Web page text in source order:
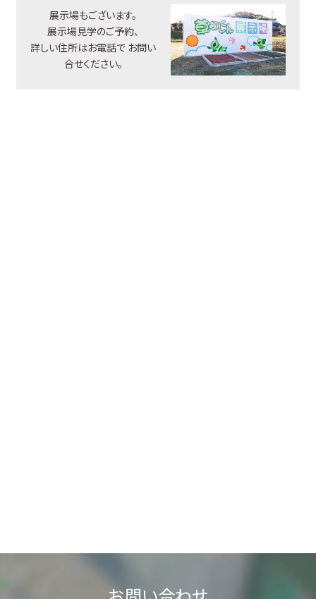
展示場もございます。
展示場見学のご予約、
詳しい住所はお電話で お問い
合せください。